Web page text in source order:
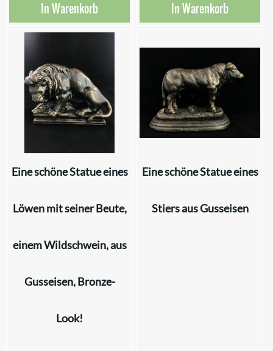
In Warenkorb In Warenkorb
Eine schöne Statue eines
Löwen mit seiner Beute,
einem Wildschwein, aus
Gusseisen, Bronze-
Look!
Eine schöne Statue eines
Stiers aus Gusseisen